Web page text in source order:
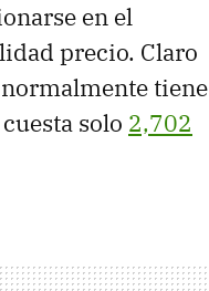
en el
precio. Claro
tiene
solo 2,702